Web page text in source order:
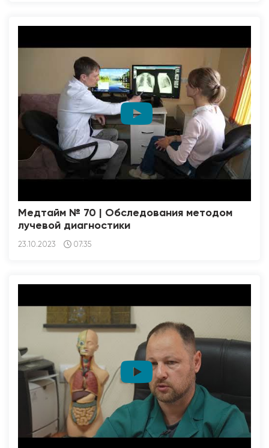
Медтайм № 70 | Обследования методом
лучевой диагностики
23.10.2023 07:35